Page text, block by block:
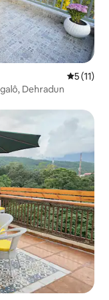
5 de uma
5 (11)
Dehradun